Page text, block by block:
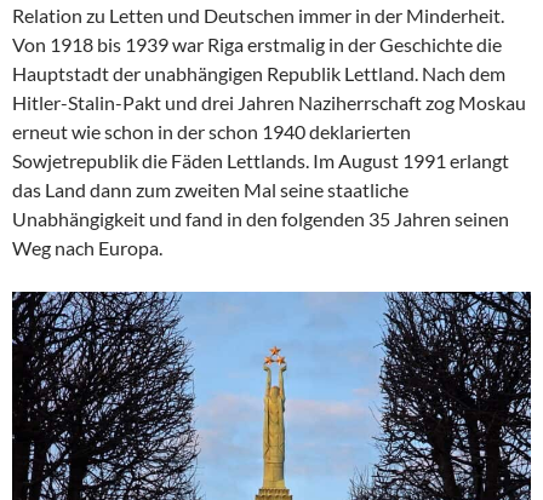
Relation zu Letten und Deutschen immer in der Minderheit.
Von 1918 bis 1939 war Riga erstmalig in der Geschichte die
Hauptstadt der unabhängigen Republik Lettland. Nach dem
Hitler-Stalin-Pakt und drei Jahren Naziherrschaft zog Moskau
erneut wie schon in der schon 1940 deklarierten
Sowjetrepublik die Fäden Lettlands. Im August 1991 erlangt
das Land dann zum zweiten Mal seine staatliche
Unabhängigkeit und fand in den folgenden 35 Jahren seinen
Weg nach Europa.